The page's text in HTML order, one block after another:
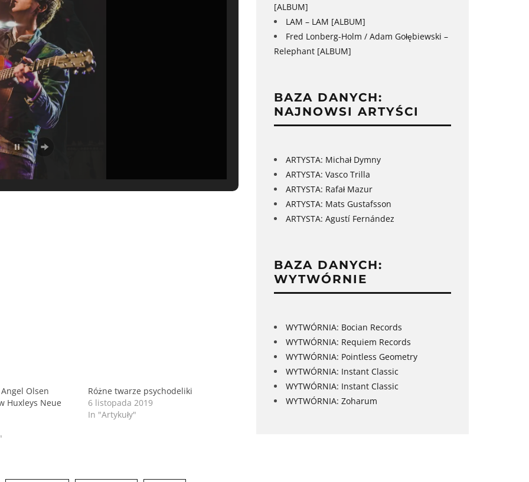
Angel Olsen
Huxleys Neue
Różne twarze psychodeliki
6 listopada 2019
In "Artykuły"
[ALBUM]
LAM – LAM [ALBUM]
Fred Lonberg-Holm / Adam Gołębiewski –
Relephant [ALBUM]
BAZA DANYCH:
NAJNOWSI ARTYŚCI
ARTYSTA: Michał Dymny
ARTYSTA: Vasco Trilla
ARTYSTA: Rafał Mazur
ARTYSTA: Mats Gustafsson
ARTYSTA: Agustí Fernández
BAZA DANYCH:
WYTWÓRNIE
WYTWÓRNIA: Bocian Records
WYTWÓRNIA: Requiem Records
WYTWÓRNIA: Pointless Geometry
WYTWÓRNIA: Instant Classic
WYTWÓRNIA: Instant Classic
WYTWÓRNIA: Zoharum